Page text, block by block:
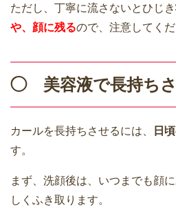
ただし、丁寧に流さないとひじ
や、顔に残るので、注意してくだ
◯ 美容液で長持ち
カールを長持ちさせるには、 日
す。
まず、洗顔後は、いつまでも顔
しくふき取ります。